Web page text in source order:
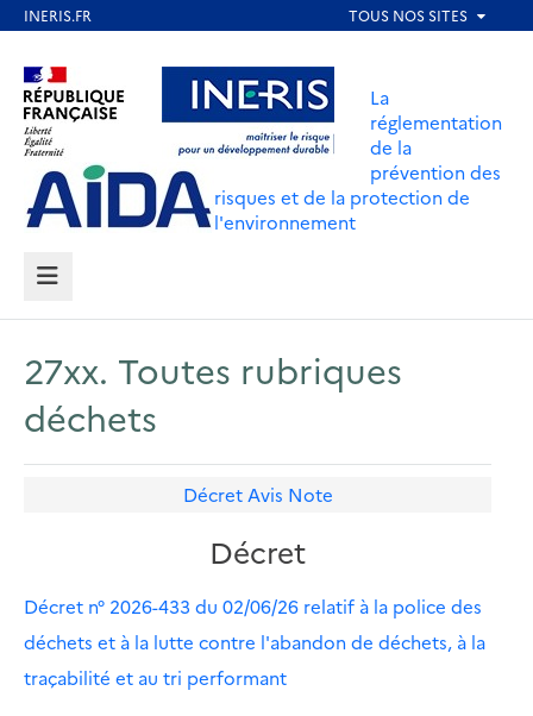
contenu
principal
Aller au contenu Aller au menu
Aller au pied de page
La
réglementation
de la
prévention des
risques et de la protection de
l'environnement
MENU
27xx. Toutes rubriques
déchets
Décret Avis Note
Décret
Décret n° 2026-433 du 02/06/26 relatif à la police des
déchets et à la lutte contre l'abandon de déchets, à la
traçabilité et au tri performant